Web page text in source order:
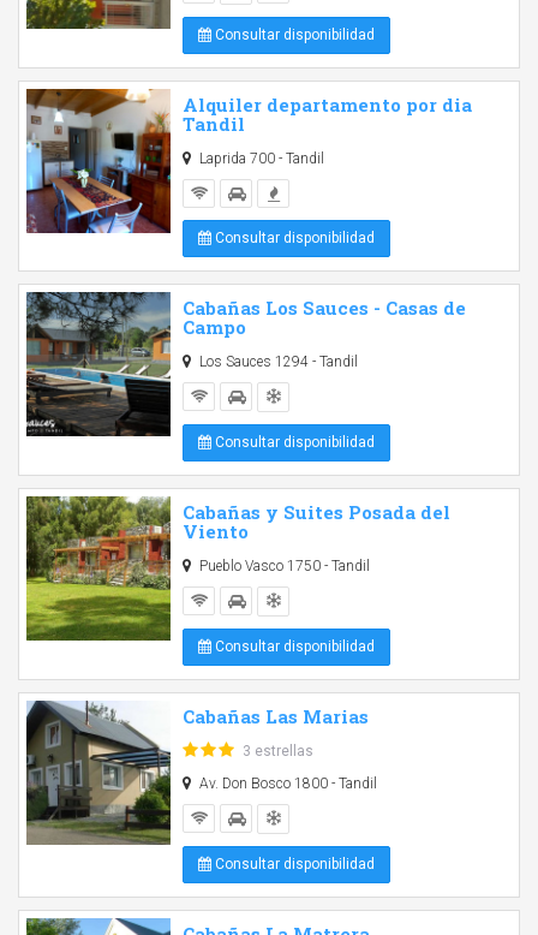
Consultar disponibilidad
Alquiler departamento por dia
Tandil
Laprida 700 - Tandil
Consultar disponibilidad
Cabañas Los Sauces - Casas de
Campo
Los Sauces 1294 - Tandil
Consultar disponibilidad
Cabañas y Suites Posada del
Viento
Pueblo Vasco 1750 - Tandil
Consultar disponibilidad
Cabañas Las Marias
3 estrellas
Av. Don Bosco 1800 - Tandil
Consultar disponibilidad